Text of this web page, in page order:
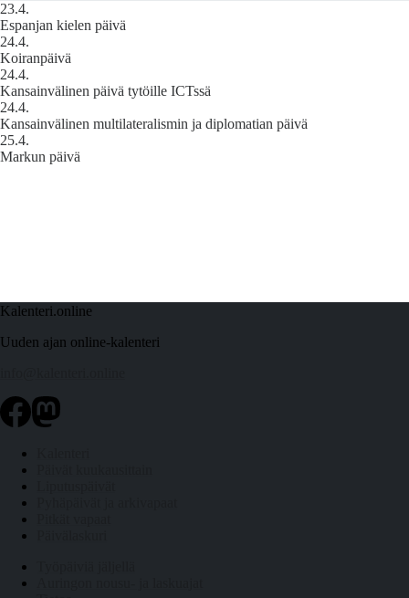
23.4.
Espanjan kielen päivä
24.4.
Koiranpäivä
24.4.
Kansainvälinen päivä tytöille ICTssä
24.4.
Kansainvälinen multilateralismin ja diplomatian päivä
25.4.
Markun päivä
Kalenteri.online
Uuden ajan online-kalenteri